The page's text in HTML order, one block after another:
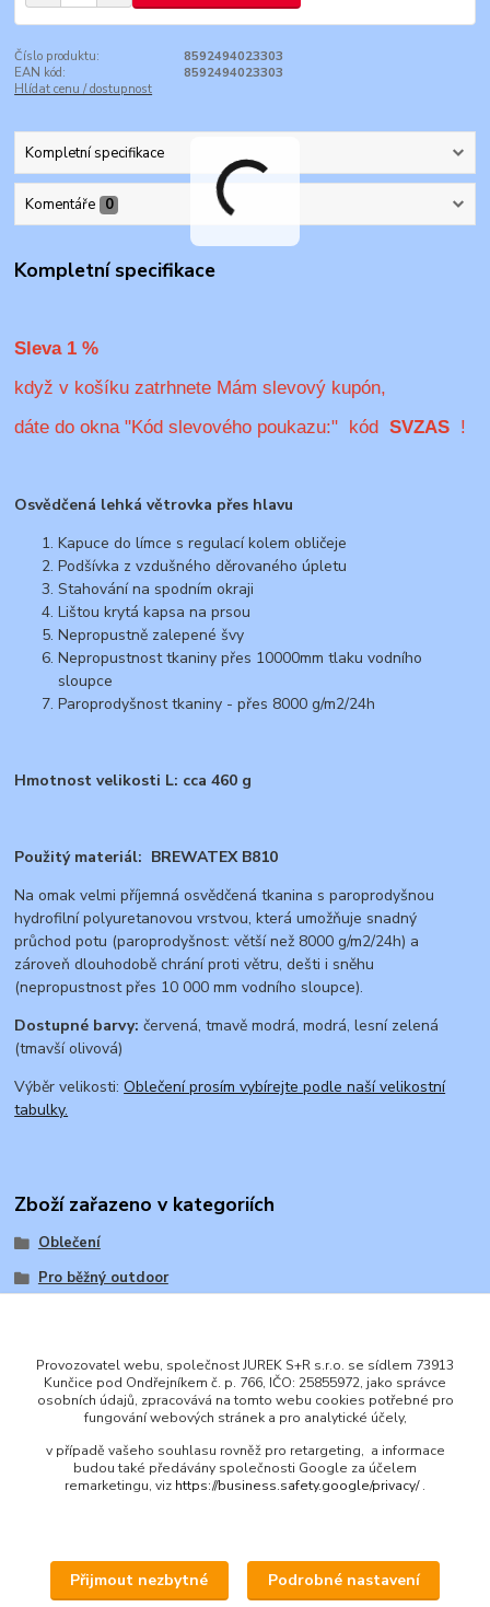
Číslo produktu:
8592494023303
EAN kód:
8592494023303
Hlídat cenu / dostupnost
Kompletní specifikace
Komentáře 0
Kompletní specifikace
Sleva 1 %
když v košíku zatrhnete Mám slevový kupón,
dáte do okna "Kód slevového poukazu:" kódSVZAS !
Osvědčená lehká větrovka přes hlavu
Kapuce do límce s regulací kolem obličeje
Podšívka z vzdušného děrovaného úpletu
Stahování na spodním okraji
Lištou krytá kapsa na prsou
Nepropustně zalepené švy
Nepropustnost tkaniny přes 10000mm tlaku vodního
sloupce
Paroprodyšnost tkaniny - přes 8000 g/m2/24h
Hmotnost velikosti L: cca 460 g
Použitý materiál: BREWATEX B810
Na omak velmi příjemná osvědčená tkanina s paroprodyšnou
hydrofilní polyuretanovou vrstvou, která umožňuje snadný
průchod potu (paroprodyšnost: větší než 8000 g/m2/24h) a
zároveň dlouhodobě chrání proti větru, dešti i sněhu
(nepropustnost přes 10 000 mm vodního sloupce).
Dostupné barvy:červená, tmavě modrá, modrá, lesní zelená
(tmavší olivová)
Výběr velikosti:Oblečení prosím vybírejte podle naší velikostní
tabulky.
Zboží zařazeno v kategoriích
Oblečení
Pro běžný outdoor
ENGLISH
© 2016 JUREK S+R s.r.o., IČ 25855972
Provozovatel webu, společnost JUREK S+R s.r.o. se sídlem 73913
Kunčice pod Ondřejníkem č. p. 766, IČO: 25855972, jako správce
osobních údajů, zpracovává na tomto webu cookies potřebné pro
fungování webových stránek a pro analytické účely,
v případě vašeho souhlasu rovněž pro retargeting, a informace
budou také předávány společnosti Google za účelem
remarketingu, viz https://business.safety.google/privacy/.
Přijmout nezbytné Podrobné nastavení